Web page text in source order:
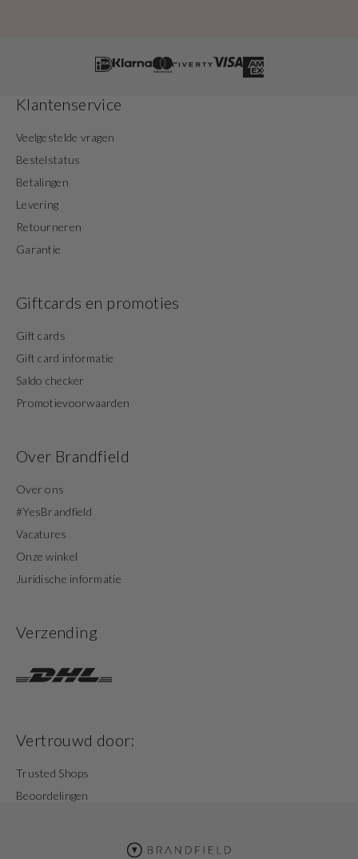
Klantenservice
Veelgestelde vragen
Bestelstatus
Betalingen
Levering
Retourneren
Garantie
Giftcards en promoties
Gift cards
Gift card informatie
Saldo checker
Promotievoorwaarden
Over Brandfield
Over ons
#YesBrandfield
Vacatures
Onze winkel
Juridische informatie
Verzending
Vertrouwd door:
Trusted Shops
Beoordelingen